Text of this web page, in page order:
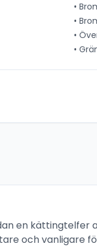
•
•
•
•
en kättingtelfer
och vanligare